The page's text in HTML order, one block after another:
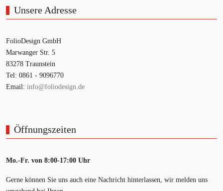
Unsere Adresse
FolioDesign GmbH
Marwanger Str. 5
83278 Traunstein
Tel: 0861 - 9096770
Email: info@foliodesign.de
Öffnungszeiten
Mo.-Fr. von 8:00-17:00 Uhr
Gerne können Sie uns auch eine Nachricht hinterlassen, wir melden uns